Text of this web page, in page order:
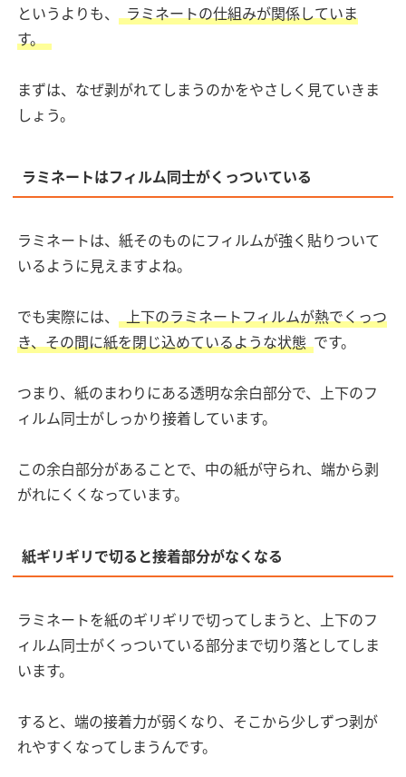
というよりも、
ラミネートの仕組みが関係していま
す。
まずは、なぜ剥がれてしまうのかをやさしく見ていきま
しょう。
ラミネートはフィルム同士がくっついている
ラミネートは、紙そのものにフィルムが強く貼りついて
いるように見えますよね。
でも実際には、
上下のラミネートフィルムが熱でくっつ
き、その間に紙を閉じ込めているような状態 です。
つまり、紙のまわりにある透明な余白部分で、上下のフ
ィルム同士がしっかり接着しています。
この余白部分があることで、中の紙が守られ、端から剥
がれにくくなっています。
紙ギリギリで切ると接着部分がなくなる
ラミネートを紙のギリギリで切ってしまうと、上下のフ
ィルム同士がくっついている部分まで切り落としてしま
います。
すると、端の接着力が弱くなり、そこから少しずつ剥が
れやすくなってしまうんです。